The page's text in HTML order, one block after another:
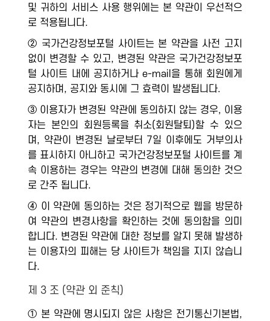
및 귀하의 서비스 사용 행위에는 본 약관이 우선적으
로 적용됩니다.
② 국가건강정보포털 사이트는 본 약관을 사전 고지
없이 변경할 수 있고, 변경된 약관은 국가건강정보포
털 사이트 내에 공지하거나 e-mail을 통해 회원에게
공지하며, 공지와 동시에 그 효력이 발생됩니다.
③ 이용자가 변경된 약관에 동의하지 않는 경우, 이용
자는 본인의 회원등록을 취소(회원탈퇴)할 수 있으
며, 약관이 변경된 날로부터 7일 이후에도 거부의사
를 표시하지 아니하고 국가건강정보포털 사이트를 계
속 이용하는 경우는 약관의 변경에 대해 동의한 것으
로 간주 됩니다.
④ 이 약관에 동의하는 것은 정기적으로 웹을 방문하
여 약관의 변경사항을 확인하는 것에 동의함을 의미
합니다. 변경된 약관에 대한 정보를 알지 못해 발생하
는 이용자의 피해는 당 사이트가 책임을 지지 않습니
다.
제 3 조 (약관 외 준칙)
① 본 약관에 명시되지 않은 사항은 전기통신기본법,